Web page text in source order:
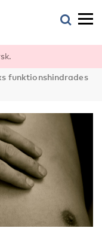
funktionshindrades